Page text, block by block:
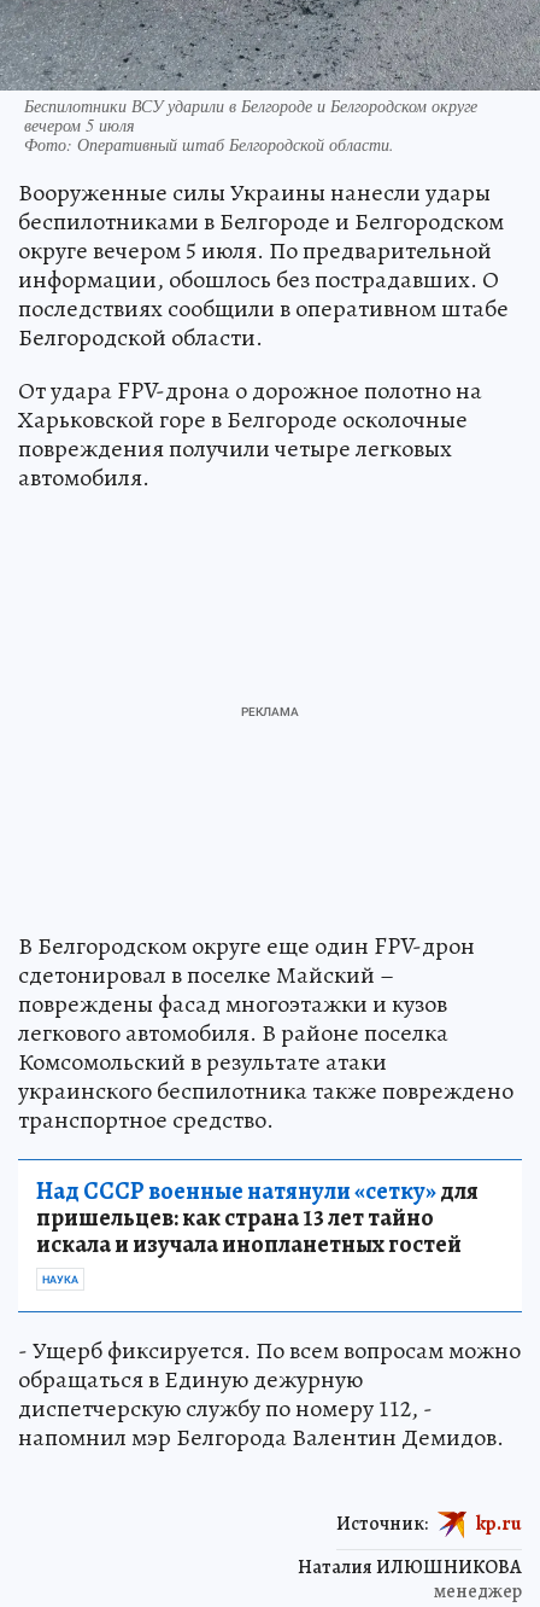
Беспилотники ВСУ ударили в Белгороде и Белгородском округе
вечером 5 июля
Фото: Оперативный штаб Белгородской области.
Вооруженные силы Украины нанесли удары
беспилотниками в Белгороде и Белгородском
округе вечером 5 июля. По предварительной
информации, обошлось без пострадавших. О
последствиях сообщили в оперативном штабе
Белгородской области.
От удара FPV-дрона о дорожное полотно на
Харьковской горе в Белгороде осколочные
повреждения получили четыре легковых
автомобиля.
В Белгородском округе еще один FPV-дрон
сдетонировал в поселке Майский –
повреждены фасад многоэтажки и кузов
легкового автомобиля. В районе поселка
Комсомольский в результате атаки
украинского беспилотника также повреждено
транспортное средство.
Над СССР военные натянули «сетку»для
пришельцев: как страна 13 лет тайно
искала и изучала инопланетных гостей
НАУКА
- Ущерб фиксируется. По всем вопросам можно
обращаться в Единую дежурную
диспетчерскую службу по номеру 112, -
напомнил мэр Белгорода Валентин Демидов.
Наталия ИЛЮШНИКОВА
менеджер
Источник: kp.ru